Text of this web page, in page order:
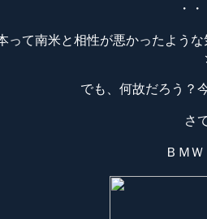
・
って南米と相性が悪かったよう
でも、何故だろう？
さ
ＢＭ